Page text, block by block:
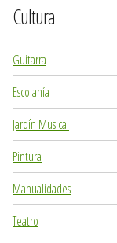
Cultura
Guitarra
Escolanía
Jardín Musical
Pintura
Manualidades
Teatro